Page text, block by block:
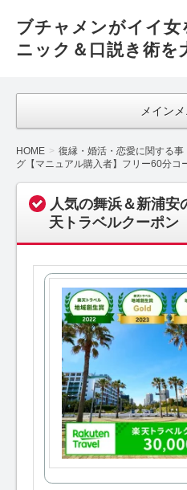
ブチャメンがイイ女
ニック＆口説き術を
メイン
HOME 復縁・婚活・恋愛に関する事
グ【マニュアル購入者】フリー60分
人気の舞浜＆新浦安
天トラベルクーポン